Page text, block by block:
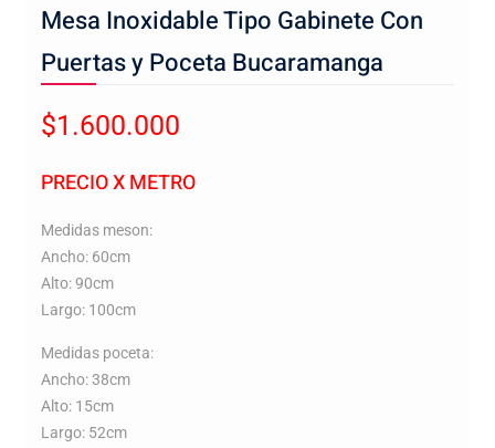
Mesa Inoxidable Tipo Gabinete Con
Puertas y Poceta Bucaramanga
$1.600.000
PRECIO X METRO
Medidas meson:
Ancho: 60cm
Alto: 90cm
Largo: 100cm
Medidas poceta:
Ancho: 38cm
Alto: 15cm
Largo: 52cm